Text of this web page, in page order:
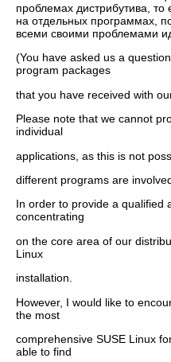
проблемах дистрибутива, то
на отдельных программах,
всеми своими проблемами
(You have asked us a
program packages
that you have received with
Please note that we cannot
individual
applications, as this is not
different programs are
In order to provide a qualified
concentrating
on the core area of our
Linux
installation.
However, I would like to
the most
comprehensive SUSE Linux
able to find